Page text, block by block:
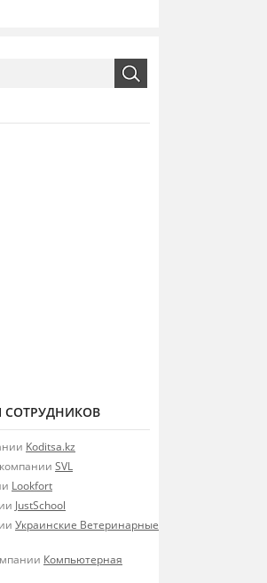
СОТРУДНИКОВ
Koditsa.kz
компании SVL
Lookfort
JustSchool
Украинские Ветеринарные
Компьютерная